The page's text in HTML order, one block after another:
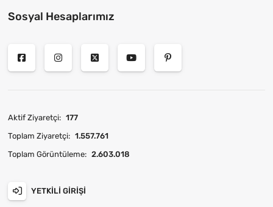
Sosyal Hesaplarımız
Aktif Ziyaretçi: 177
Toplam Ziyaretçi: 1.557.761
Toplam Görüntüleme: 2.603.018
YETKILI GIRIŞI